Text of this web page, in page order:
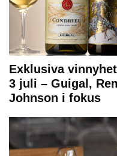
Exklusiva
3 juli – Guigal,
Johnson i fokus